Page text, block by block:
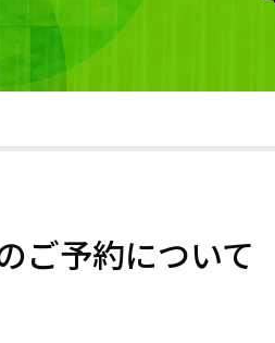
ご予約について